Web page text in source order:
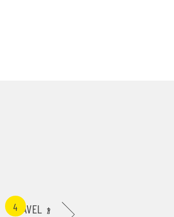
4
TRAVEL 旅行